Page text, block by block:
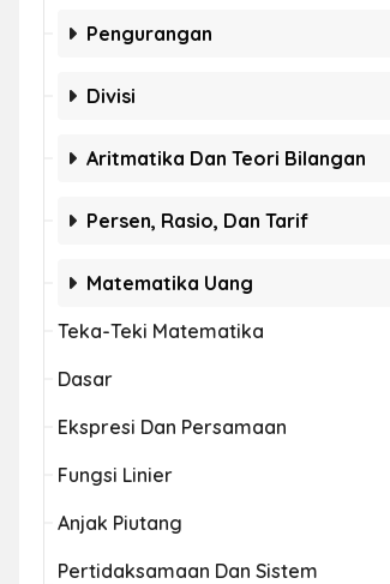
Pengurangan
Divisi
Aritmatika Dan Teori Bilangan
Persen, Rasio, Dan Tarif
Matematika Uang
Teka-Teki Matematika
Dasar
Ekspresi Dan Persamaan
Fungsi Linier
Anjak Piutang
Pertidaksamaan Dan Sistem